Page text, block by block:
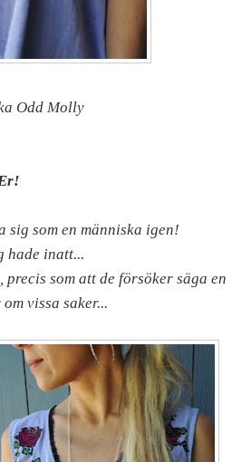
Odd Molly
sig som en människa igen!
hade inatt...
som att de försöker säga en
vissa saker...